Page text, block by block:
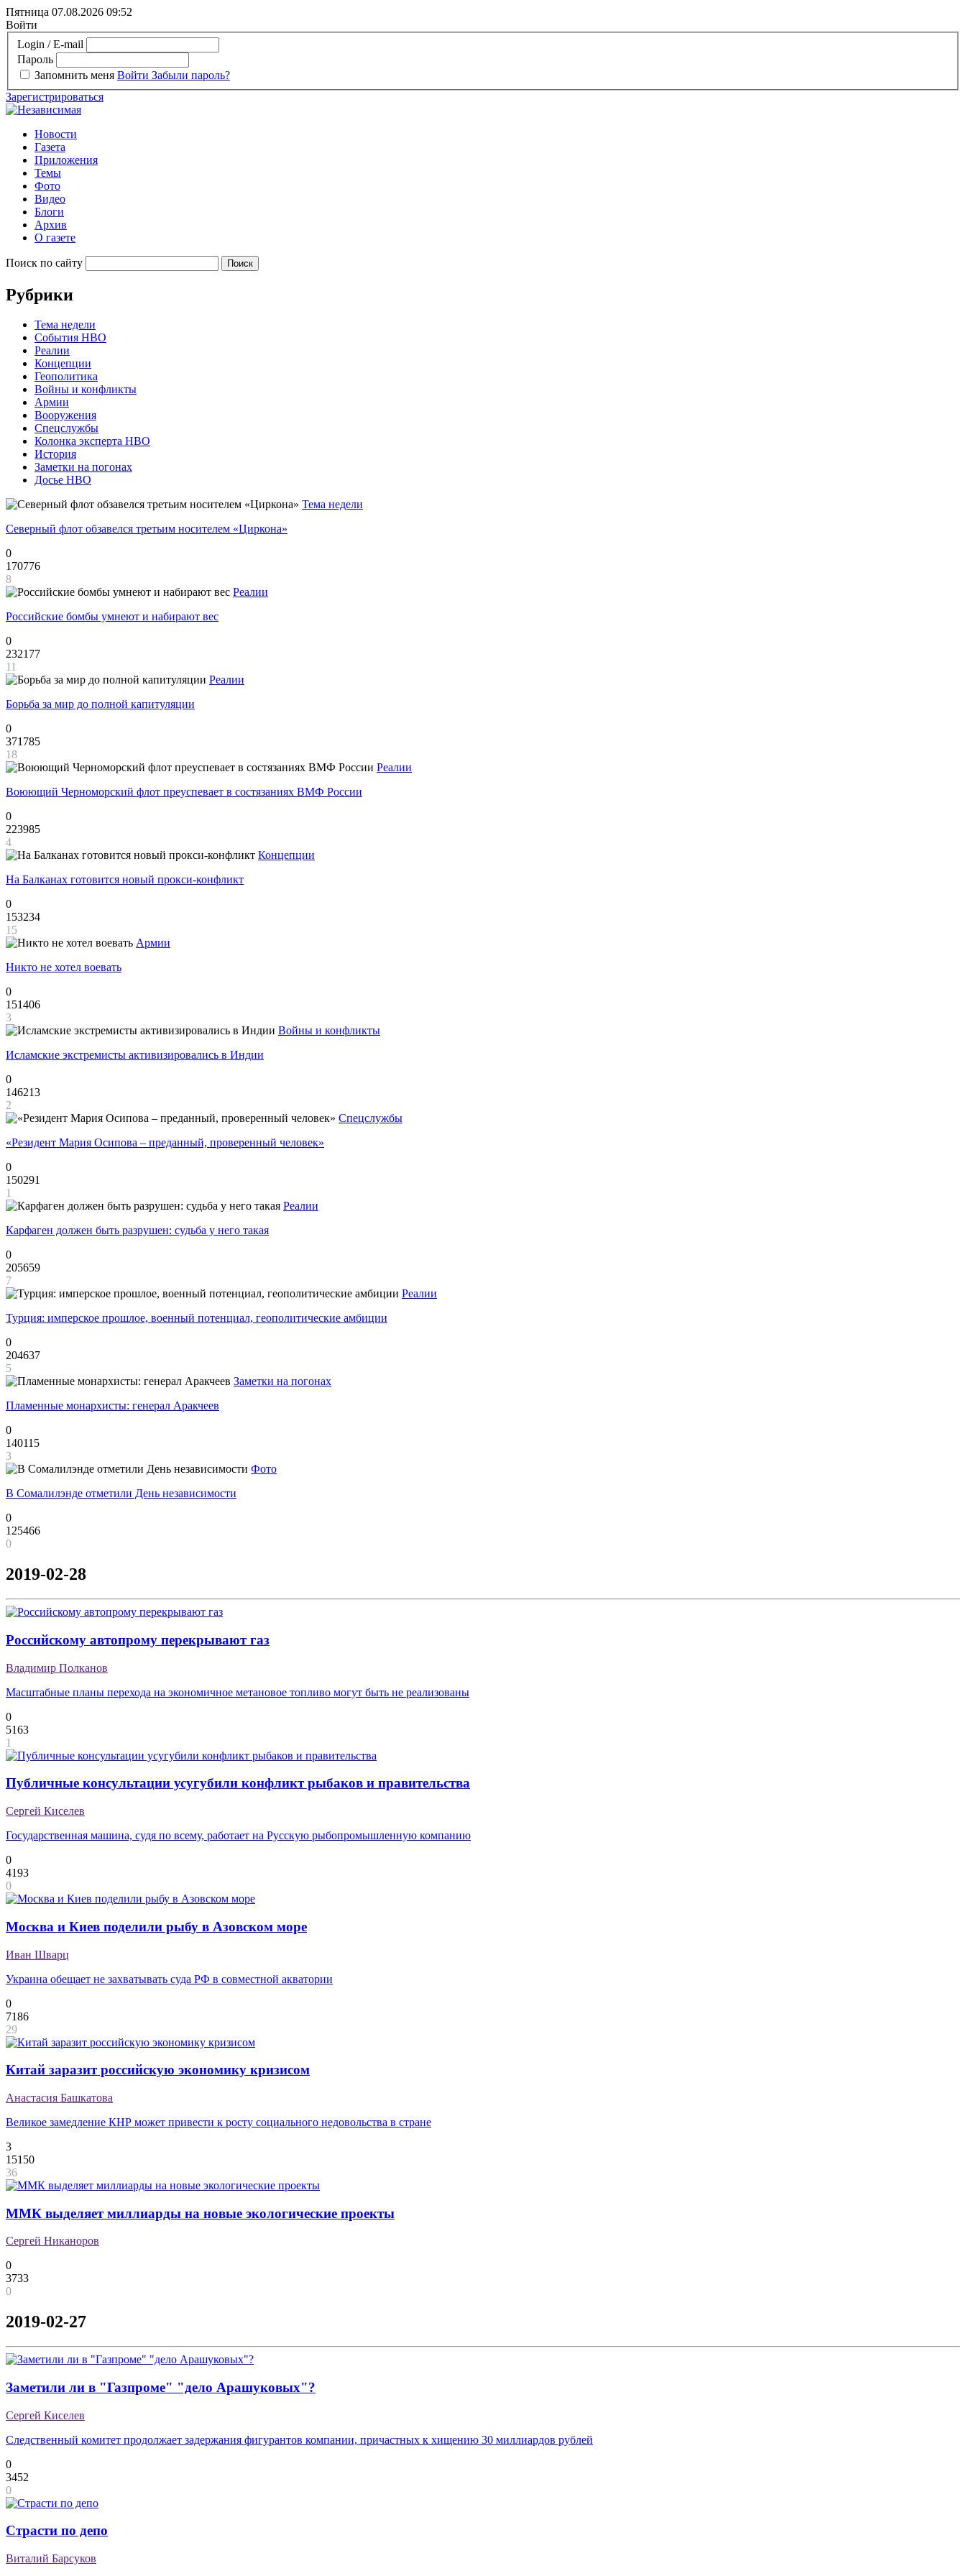
Пятница 07.08.2026 09:52
Войти
Login / E-mail
Пароль
Запомнить меня Войти Забыли пароль?
Зарегистрироваться
Новости
Газета
Приложения
Темы
Фото
Видео
Блоги
Архив
О газете
Поиск по сайту
Рубрики
Тема недели
События НВО
Реалии
Концепции
Геополитика
Войны и конфликты
Армии
Вооружения
Спецслужбы
Колонка эксперта НВО
История
Заметки на погонах
Досье НВО
Тема недели
Северный флот обзавелся третьим носителем «Циркона»
0
170776
8
Реалии
Российские бомбы умнеют и набирают вес
0
232177
11
Реалии
Борьба за мир до полной капитуляции
0
371785
18
Реалии
Воюющий Черноморский флот преуспевает в состязаниях ВМФ России
0
223985
4
Концепции
На Балканах готовится новый прокси-конфликт
0
153234
15
Армии
Никто не хотел воевать
0
151406
3
Войны и конфликты
Исламские экстремисты активизировались в Индии
0
146213
2
Спецслужбы
«Резидент Мария Осипова – преданный, проверенный человек»
0
150291
1
Реалии
Карфаген должен быть разрушен: судьба у него такая
0
205659
7
Реалии
Турция: имперское прошлое, военный потенциал, геополитические амбиции
0
204637
5
Заметки на погонах
Пламенные монархисты: генерал Аракчеев
0
140115
3
Фото
В Сомалилэнде отметили День независимости
0
125466
0
2019-02-28
Российскому автопрому перекрывают газ
Владимир Полканов
Масштабные планы перехода на экономичное метановое топливо могут быть не реализованы
0
5163
1
Публичные консультации усугубили конфликт рыбаков и правительства
Сергей Киселев
Государственная машина, судя по всему, работает на Русскую рыбопромышленную компанию
0
4193
0
Москва и Киев поделили рыбу в Азовском море
Иван Шварц
Украина обещает не захватывать суда РФ в совместной акватории
0
7186
29
Китай заразит российскую экономику кризисом
Анастасия Башкатова
Великое замедление КНР может привести к росту социального недовольства в стране
3
15150
36
ММК выделяет миллиарды на новые экологические проекты
Сергей Никаноров
0
3733
0
2019-02-27
Заметили ли в "Газпроме" "дело Арашуковых"?
Сергей Киселев
Следственный комитет продолжает задержания фигурантов компании, причастных к хищению 30 миллиардов рублей
0
3452
0
Страсти по депо
Виталий Барсуков